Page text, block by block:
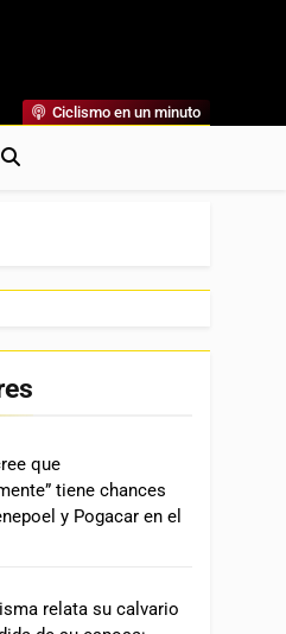
De Referencia.
Ciclismo en un minuto
que
tiene chances
y Pogacar en el
relata su calvario